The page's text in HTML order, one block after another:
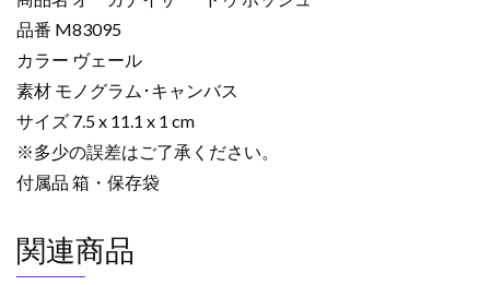
ス
コ
ピ
ー
オ
ー
ナ
ザ
ー･
品番 M83095
カラー ヴェール
素材 モノグラム･キャンバス
サイズ 7.5 x 11.1 x 1 cm
※多少の誤差はご了承ください。
付属品 箱・保存袋
関連商品